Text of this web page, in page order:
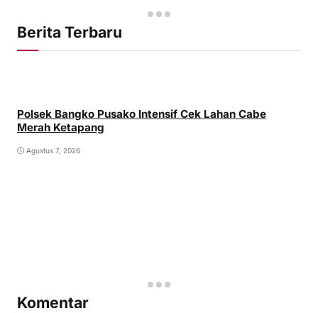
Berita Terbaru
Polsek Bangko Pusako Intensif Cek Lahan Cabe
Merah Ketapang
Agustus 7, 2026
Komentar